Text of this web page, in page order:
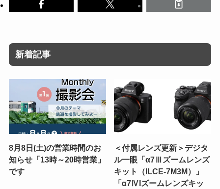
新着記事
8月8日(土)の営業時間のお
知らせ「13時～20時営業」
です
＜付属レンズ更新＞デジタ
ル一眼「α7Ⅲズームレンズ
キット（ILCE-7M3M）」
「α7ⅣIズームレンズキッ